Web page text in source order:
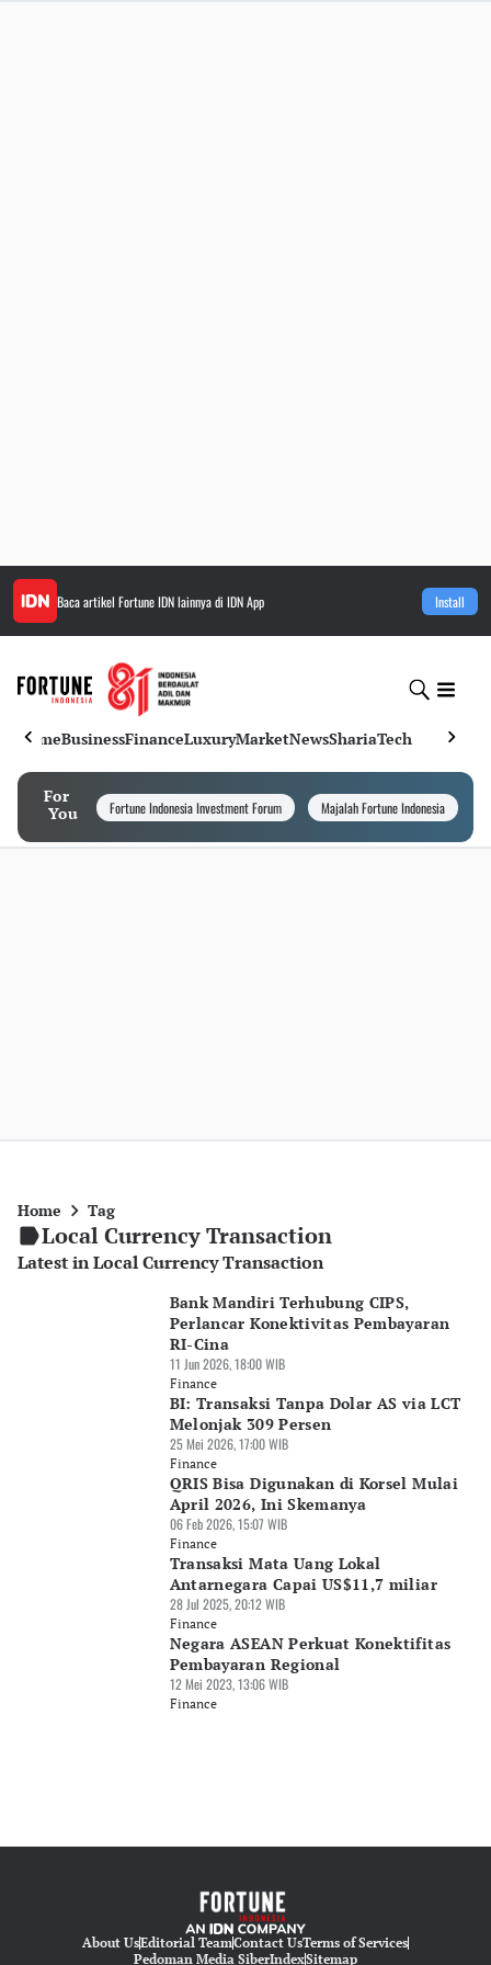
Baca artikel Fortune IDNlainnya di IDN App Install
HomeBusinessFinanceLuxuryMarketNewsShariaTech
For
You
Fortune Indonesia Investment Forum Majalah Fortune Indonesia
Home Tag
Local Currency Transaction
Latest in Local Currency Transaction
Bank Mandiri Terhubung CIPS,
Perlancar Konektivitas Pembayaran
RI-Cina
11 Jun 2026, 18:00 WIB
Finance
BI: Transaksi Tanpa Dolar AS via LCT
Melonjak 309 Persen
25 Mei 2026, 17:00 WIB
Finance
QRIS Bisa Digunakan di Korsel Mulai
April 2026, Ini Skemanya
06 Feb 2026, 15:07 WIB
Finance
Transaksi Mata Uang Lokal
Antarnegara Capai US$11,7 miliar
28 Jul 2025, 20:12 WIB
Finance
Negara ASEAN Perkuat Konektifitas
Pembayaran Regional
12 Mei 2023, 13:06 WIB
Finance
About UsEditorial TeamContact UsTerms of Services
Pedoman Media SiberIndexSitemap